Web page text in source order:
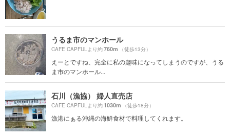
うるま市のマンホール
CAFE CAPFULより約760m （徒歩13分）
えーとですね、完全に私の趣味になってしまうのですが、うる
ま市のマンホール...
石川（漁協） 婦人直売店
CAFE CAPFULより約1030m （徒歩18分）
漁港にぁる沖縄の海鮮食材で料理してくれます。